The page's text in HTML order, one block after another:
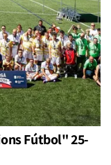
Fútbol" 25-